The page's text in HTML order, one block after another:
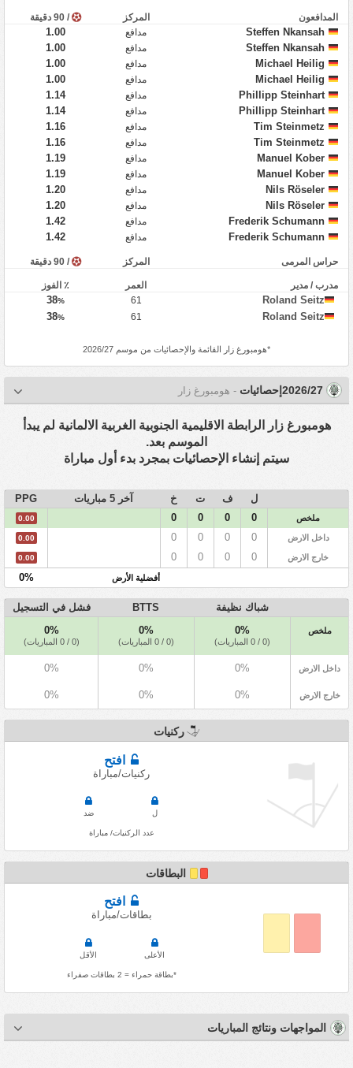
المدافعون المركز / 90 دقيقة
Steffen Nkansah مدافع
1.00
Steffen Nkansah
مدافع
1.00
Michael Heilig
مدافع
1.00
Michael Heilig
مدافع
1.00
Phillipp Steinhart
مدافع
1.14
Phillipp Steinhart
مدافع
1.14
Tim Steinmetz
مدافع
1.16
Tim Steinmetz
مدافع
1.16
Manuel Kober
مدافع
1.19
Manuel Kober
مدافع
1.19
Nils Röseler
مدافع
1.20
Nils Röseler
مدافع
1.20
Frederik Schumann
مدافع
1.42
Frederik Schumann
مدافع 1.42
حراس المرمى المركز / 90 دقيقة
مدرب / مدير العمر ٪ الفوز
Roland Seitz
61
38%
Roland Seitz
61
38%
*هومبورغ زار القائمة والإحصائيات من موسم 2026/27
2026/27إحصائيات - هومبورغ زار
هومبورغ زار الرابطة الاقليمية الجنوبية الغربية الالمانية لم يبدأ
الموسم بعد.
سيتم إنشاء الإحصائيات بمجرد بدء أول مباراة
ل ف ت خ آخر 5 مباريات PPG
ملخص 0
0
0
0
0.00
داخل الارض 0
0
0
0
0.00
خارج الارض 0
0
0
0
0.00
أفضلية الأرض 0%
شباك نظيفة BTTS فشل في التسجيل
ملخص 0%
(0 / 0 المباريات)
0%
(0 / 0 المباريات)
0%
(0 / 0 المباريات)
داخل الارض 0%
0%
0%
خارج الارض 0%
0%
0%
ركنيات
افتح
ركنيات/مباراة
ضد ل
عدد الركنيات/ مباراة
البطاقات
افتح
بطاقات/مباراة
الأقل الأعلى
*بطاقة حمراء = 2 بطاقات صفراء
المواجهات ونتائج المباريات